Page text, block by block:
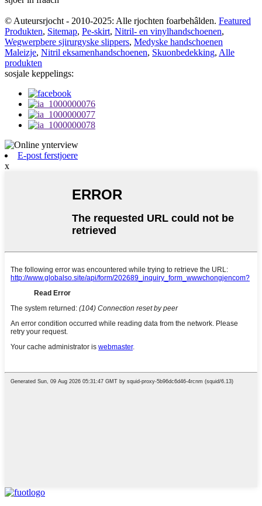
© Auteursrjocht - 2010-2025: Alle rjochten foarbehâlden. Featured
Produkten, Sitemap, Pe-skirt, Nitril- en vinylhandschoenen,
Wegwerpbere sjirurgyske slippers, Medyske handschoenen
Maleizje, Nitril eksamenhandschoenen, Skuonbedekking, Alle
produkten
sosjale keppelings:
E-post ferstjoere
x